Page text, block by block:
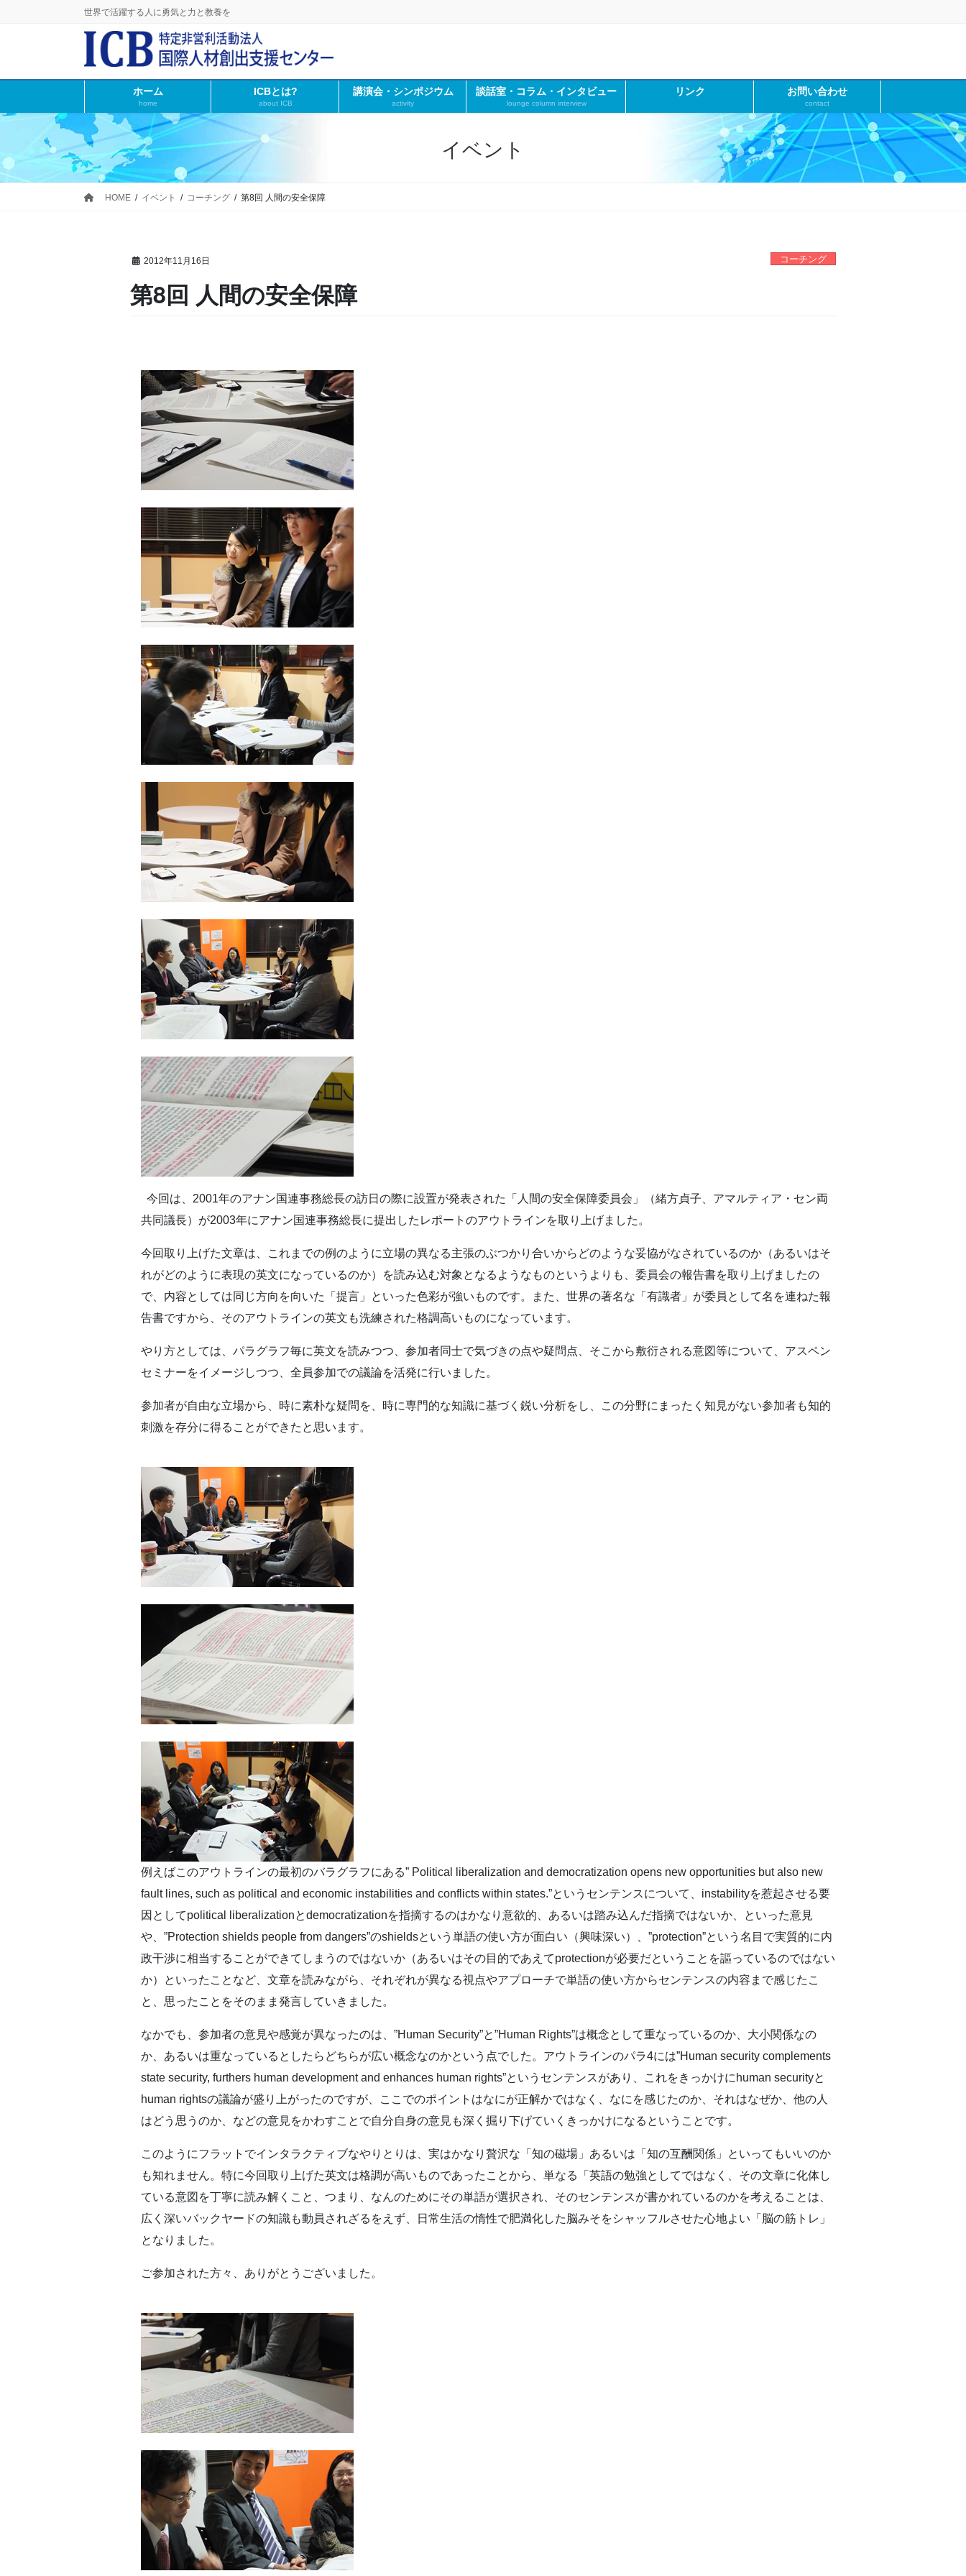
ツ
移
シ
ン
動
世界で活躍する人に勇気と力と教養を
ホーム
home
ICBとは?
about ICB
講演会・シンポジウム
activity
談話室・コラム・インタビュー
lounge column interview
リンク お問い合わせ
contact
イベント
HOME イベント コーチング 第8回 人間の安全保障
2012年11月16日 コーチング
第8回 人間の安全保障
今回は、2001年のアナン国連事務総長の訪日の際に設置が発表された「人間の安全保障委員会」（緒方貞子、アマルティア・セン両
共同議長）が2003年にアナン国連事務総長に提出したレポートのアウトラインを取り上げました。
今回取り上げた文章は、これまでの例のように立場の異なる主張のぶつかり合いからどのような妥協がなされているのか（あるいはそ
れがどのように表現の英文になっているのか）を読み込む対象となるようなものというよりも、委員会の報告書を取り上げましたの
で、内容としては同じ方向を向いた「提言」といった色彩が強いものです。また、世界の著名な「有識者」が委員として名を連ねた報
告書ですから、そのアウトラインの英文も洗練された格調高いものになっています。
やり方としては、パラグラフ毎に英文を読みつつ、参加者同士で気づきの点や疑問点、そこから敷衍される意図等について、アスペン
セミナーをイメージしつつ、全員参加での議論を活発に行いました。
参加者が自由な立場から、時に素朴な疑問を、時に専門的な知識に基づく鋭い分析をし、この分野にまったく知見がない参加者も知的
刺激を存分に得ることができたと思います。
例えばこのアウトラインの最初のバラグラフにある” Political liberalization and democratization opens new opportunities but also new
fault lines, such as political and economic instabilities and conflicts within states.”というセンテンスについて、instabilityを惹起させる要
因としてpolitical liberalizationとdemocratizationを指摘するのはかなり意欲的、あるいは踏み込んだ指摘ではないか、といった意見
や、”Protection shields people from dangers”のshieldsという単語の使い方が面白い（興味深い）、”protection”という名目で実質的に内
政干渉に相当することができてしまうのではないか（あるいはその目的であえてprotectionが必要だということを謳っているのではない
か）といったことなど、文章を読みながら、それぞれが異なる視点やアプローチで単語の使い方からセンテンスの内容まで感じたこ
と、思ったことをそのまま発言していきました。
なかでも、参加者の意見や感覚が異なったのは、”Human Security”と”Human Rights”は概念として重なっているのか、大小関係なの
か、あるいは重なっているとしたらどちらが広い概念なのかという点でした。アウトラインのパラ4には”Human security complements
state security, furthers human development and enhances human rights”というセンテンスがあり、これをきっかけにhuman securityと
human rightsの議論が盛り上がったのですが、ここでのポイントはなにが正解かではなく、なにを感じたのか、それはなぜか、他の人
はどう思うのか、などの意見をかわすことで自分自身の意見も深く掘り下げていくきっかけになるということです。
このようにフラットでインタラクティブなやりとりは、実はかなり贅沢な「知の磁場」あるいは「知の互酬関係」といってもいいのか
も知れません。特に今回取り上げた英文は格調が高いものであったことから、単なる「英語の勉強としてではなく、その文章に化体し
ている意図を丁寧に読み解くこと、つまり、なんのためにその単語が選択され、そのセンテンスが書かれているのかを考えることは、
広く深いバックヤードの知識も動員されざるをえず、日常生活の惰性で肥満化した脳みそをシャッフルさせた心地よい「脳の筋トレ」
となりました。
ご参加された方々、ありがとうございました。